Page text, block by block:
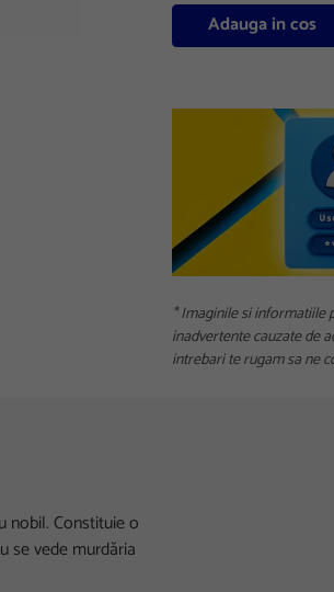
Adauga in cos
* Imaginile si informatiile
inadvertente cauzate de
intrebari te rugam sa ne
nobil. Constituie o
se vede murdăria